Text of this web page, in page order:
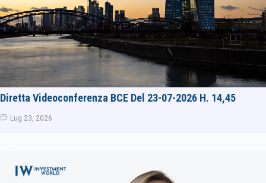
Diretta Videoconferenza BCE Del 23-07-2026 H. 14,45
Lug 23, 2026